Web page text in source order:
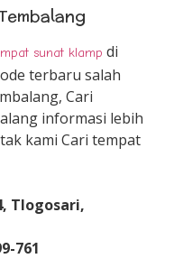
sunat klamp di
terbaru salah
Cari
informasi lebih
kami Cari tempat
Tlogosari,
761